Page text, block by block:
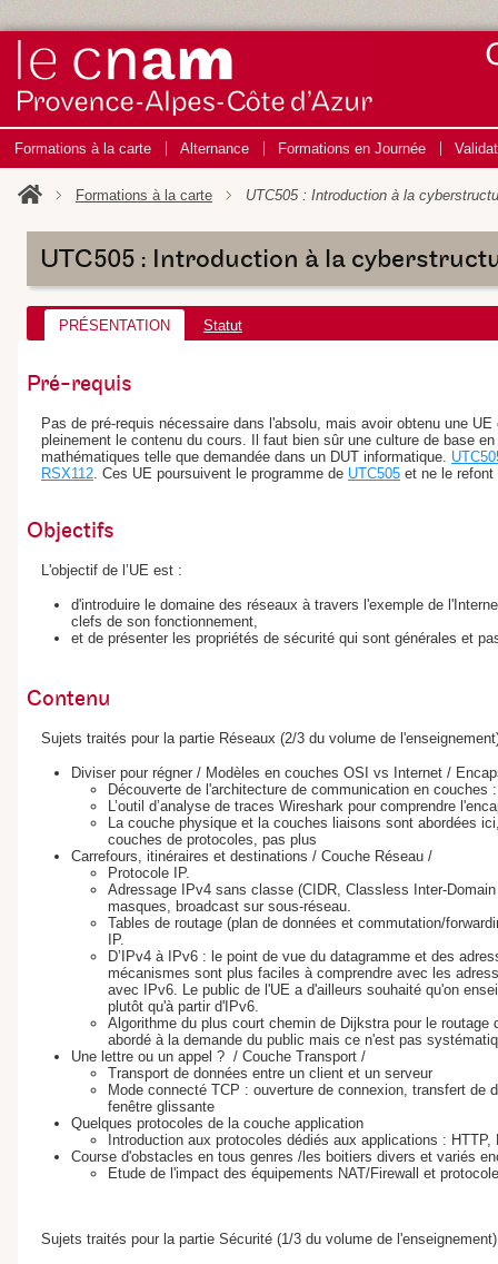
Formations à la carte Alternance Formations en Journée
Formations à la carte UTC505 : Introduction à la
UTC505 : Introduction à la
PRÉSENTATION Statut
Pré-requis
Pas de pré-requis nécessaire dans l'absolu, mais avoir obtenu une
pleinement le contenu du cours. Il faut bien sûr une culture de base
mathématiques telle que demandée dans un DUT informatique.
RSX112. Ces UE poursuivent le programme de UTC505 et ne le refont
Objectifs
L'objectif de l’UE est :
d'introduire le domaine des réseaux à travers l'exemple de
clefs de son fonctionnement,
et de présenter les propriétés de sécurité qui sont générales et
Contenu
Sujets traités pour la partie Réseaux (2/3 du volume de
Diviser pour régner / Modèles en couches OSI vs Internet /
Découverte de l'architecture de communication en
L’outil d’analyse de traces Wireshark pour comprendre
La couche physique et la couches liaisons sont abordées
couches de protocoles, pas plus
Carrefours, itinéraires et destinations / Couche Réseau /
Protocole IP.
Adressage IPv4 sans classe (CIDR, Classless Inter-
masques, broadcast sur sous-réseau.
Tables de routage (plan de données et commutation/
IP.
D’IPv4 à IPv6 : le point de vue du datagramme et des
mécanismes sont plus faciles à comprendre avec les
avec IPv6. Le public de l'UE a d'ailleurs souhaité qu'on
plutôt qu'à partir d'IPv6.
Algorithme du plus court chemin de Dijkstra pour le
abordé à la demande du public mais ce n'est pas
Une lettre ou un appel ? / Couche Transport /
Transport de données entre un client et un serveur
Mode connecté TCP : ouverture de connexion, transfert de
fenêtre glissante
Quelques protocoles de la couche application
Introduction aux protocoles dédiés aux applications : HTTP,
Course d'obstacles en tous genres /les boitiers divers et variés
Etude de l'impact des équipements NAT/Firewall et
Sujets traités pour la partie Sécurité (1/3 du volume de